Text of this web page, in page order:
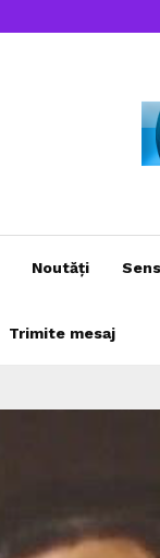
Noutăți
Trimite mesaj